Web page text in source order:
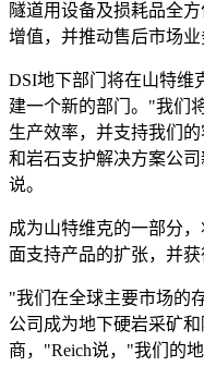
隧道用设备及损耗品全
增值，并推动售后市场
DSI地下部门将在山特维
建一个新的部门。"我们
生产效率，并支持我们
和岩石支护解决方案公
说。
成为山特维克的一部分
面支持产品的扩张，并获
"我们在全球主要市场的
公司成为地下硬岩采矿
商，"Reich说，"我们的